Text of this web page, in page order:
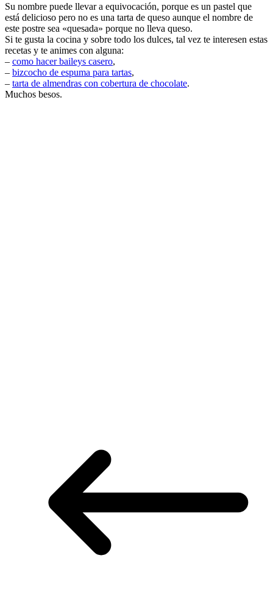
Su nombre puede llevar a equivocación, porque es un pastel que
está delicioso pero no es una tarta de queso aunque el nombre de
este postre sea «quesada» porque no lleva queso.
Si te gusta la cocina y sobre todo los dulces, tal vez te interesen estas
recetas y te animes con alguna:
– como hacer baileys casero,
– bizcocho de espuma para tartas,
– tarta de almendras con cobertura de chocolate.
Muchos besos.